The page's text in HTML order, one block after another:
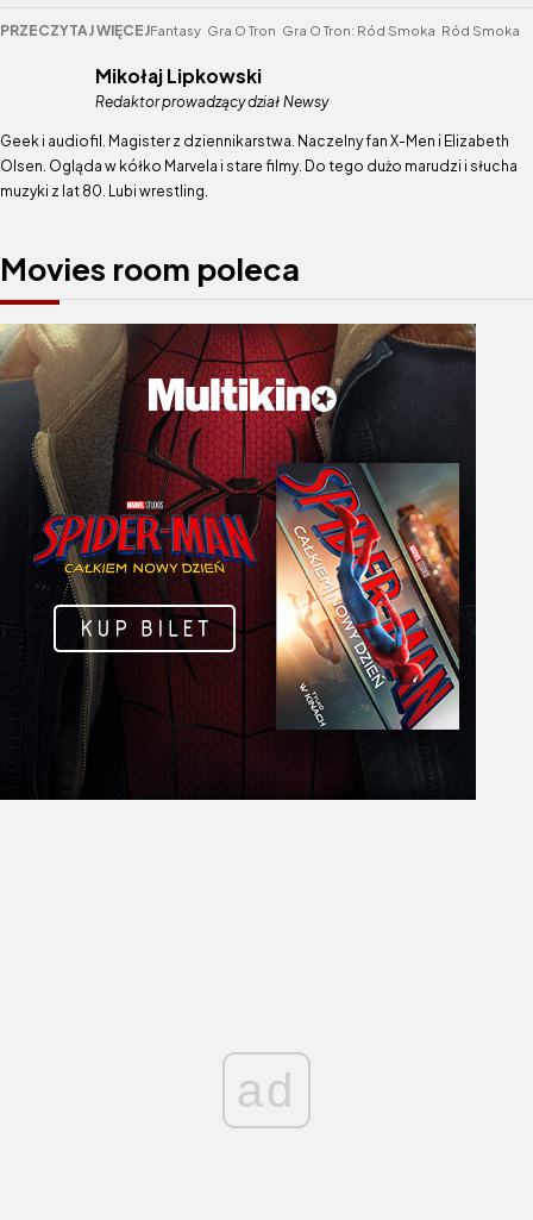
PRZECZYTAJ WIĘCEJFantasy Gra O Tron Gra O Tron: Ród Smoka Ród Smoka
Mikołaj Lipkowski
Redaktor prowadzący dział Newsy
Geek i audiofil. Magister z dziennikarstwa. Naczelny fan X-Men i Elizabeth
Olsen. Ogląda w kółko Marvela i stare filmy. Do tego dużo marudzi i słucha
muzyki z lat 80. Lubi wrestling.
Movies room poleca
ad